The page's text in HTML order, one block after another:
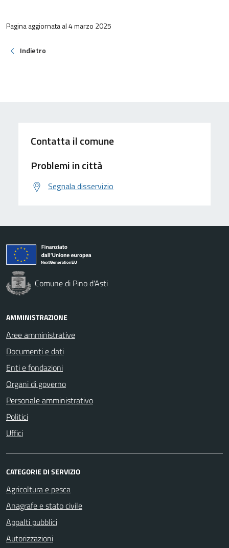
Pagina aggiornata al 4 marzo 2025
Indietro
Contatta il comune
Problemi in città
Segnala disservizio
Comune di Pino d'Asti
AMMINISTRAZIONE
Aree amministrative
Documenti e dati
Enti e fondazioni
Organi di governo
Personale amministrativo
Politici
Uffici
CATEGORIE DI SERVIZIO
Agricoltura e pesca
Anagrafe e stato civile
Appalti pubblici
Autorizzazioni